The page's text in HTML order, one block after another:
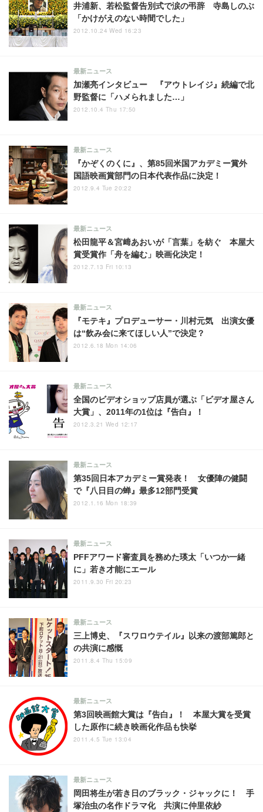
井浦新、若松監督告別式で涙の弔辞 寺島しのぶ
「かけがえのない時間でした」
2012.10.24 Wed 16:23
加瀬亮インタビュー 『アウトレイジ』続編で北
野監督に「ハメられました…」
最新ニュース
2012.10.4 Thu 17:50
『かぞくのくに』、第85回米国アカデミー賞外
国語映画賞部門の日本代表作品に決定！
最新ニュース
2012.9.4 Tue 20:22
松田龍平＆宮﨑あおいが「言葉」を紡ぐ 本屋大
賞受賞作「舟を編む」映画化決定！
最新ニュース
2012.7.13 Fri 10:13
『モテキ』プロデューサー・川村元気 出演女優
は“飲み会に来てほしい人”で決定？
最新ニュース
2012.6.18 Mon 14:06
全国のビデオショップ店員が選ぶ「ビデオ屋さん
大賞」、2011年の1位は『告白』！
最新ニュース
2012.3.21 Wed 12:17
第35回日本アカデミー賞発表！ 女優陣の健闘
で『八日目の蝉』最多12部門受賞
最新ニュース
2012.1.16 Mon 18:39
PFFアワード審査員を務めた瑛太「いつか一緒
に」若き才能にエール
最新ニュース
2011.9.30 Fri 20:23
三上博史、『スワロウテイル』以来の渡部篤郎と
の共演に感慨
最新ニュース
2011.8.4 Thu 15:09
第3回映画館大賞は『告白』！ 本屋大賞を受賞
した原作に続き映画化作品も快挙
最新ニュース
2011.4.5 Tue 13:04
岡田将生が若き日のブラック・ジャックに！ 手
塚治虫の名作ドラマ化 共演に仲里依紗
最新ニュース